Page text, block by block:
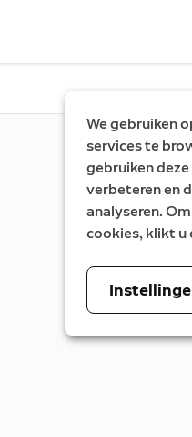
We gebruiken
services te
gebruiken
verbeteren en
analyseren.
cookies, klikt u